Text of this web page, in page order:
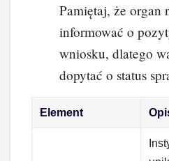
Pamiętaj, że organ
informować o
wniosku, dlatego
dopytać o status
Element